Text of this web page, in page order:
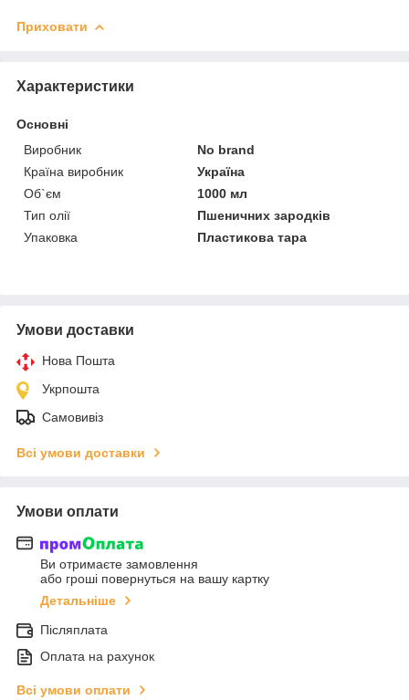
Приховати
Характеристики
Основні
Виробник
No brand
Країна виробник
Україна
Об`єм
1000 мл
Тип олії
Пшеничних зародків
Упаковка
Пластикова тара
Умови доставки
Нова Пошта
Укрпошта
Самовивіз
Всі умови доставки
Умови оплати
Ви отримаєте замовлення
або гроші повернуться на вашу картку
Детальніше
Післяплата
Оплата на рахунок
Всі умови оплати